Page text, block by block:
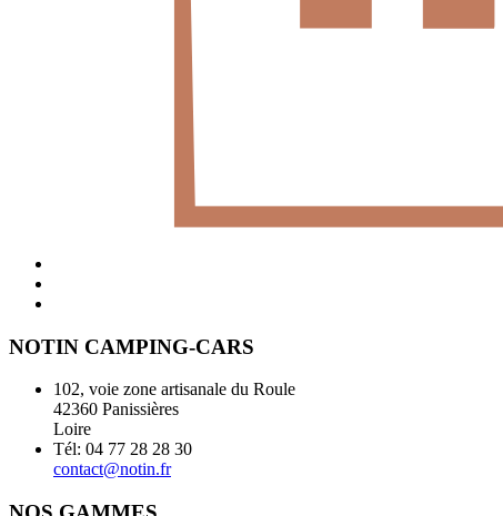
NOTIN CAMPING-CARS
102, voie zone artisanale du Roule
42360 Panissières
Loire
Tél: 04 77 28 28 30
contact@notin.fr